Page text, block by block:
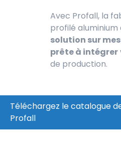
Avec Profall, la
profilé aluminium
solution sur
prête à intégrer
de production.
Téléchargez le catalogue
Profall